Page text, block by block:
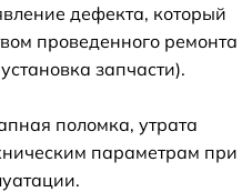
дефекта, который
проведенного ремонта
запчасти).
поломка, утрата
параметрам при